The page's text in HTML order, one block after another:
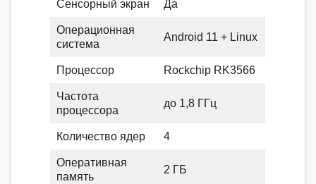
Сенсорный экран Да
Операционная
система
Android 11 + Linux
Процессор Rockchip RK3566
Частота
процессора
до 1,8 ГГц
Количество ядер 4
Оперативная
память
2 ГБ